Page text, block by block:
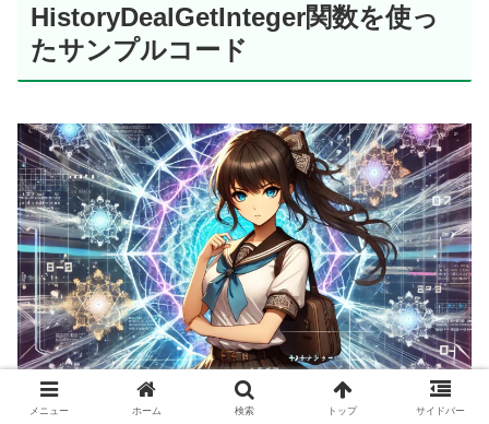
HistoryDealGetInteger関数を使っ
たサンプルコード
メニュー ホーム 検索 トップ サイドバー